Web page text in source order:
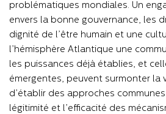
problématiques mondiales. Un
envers la bonne gouvernance, les
dignité de l’être humain et une
l’hémisphère Atlantique une
les puissances déjà établies, et
émergentes, peuvent surmonter la
d’établir des approches
légitimité et l’efficacité des